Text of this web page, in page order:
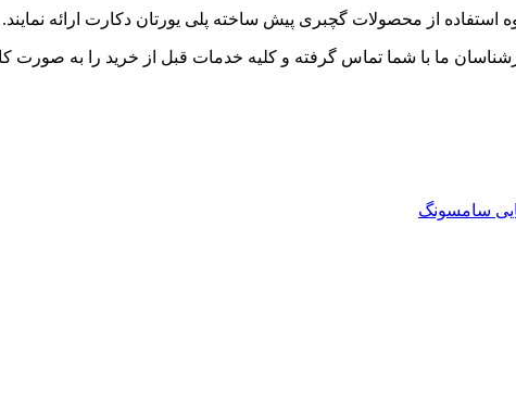
از محصولات گچبری پیش ساخته پلی یورتان دکارت ارائه نمایند.
ما با شما تماس گرفته و کلیه خدمات قبل از خرید را به صورت
سامسونگ